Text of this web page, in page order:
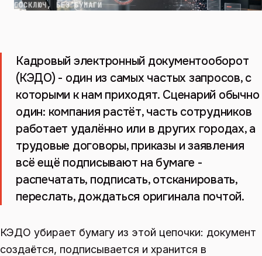
ГОСКЛЮЧ, БЕЗ БУМАГИ
Кадровый электронный документооборот
(КЭДО) - один из самых частых запросов, с
которыми к нам приходят. Сценарий обычно
один: компания растёт, часть сотрудников
работает удалённо или в других городах, а
трудовые договоры, приказы и заявления
всё ещё подписывают на бумаге -
распечатать, подписать, отсканировать,
переслать, дождаться оригинала почтой.
КЭДО убирает бумагу из этой цепочки: документ
создаётся, подписывается и хранится в